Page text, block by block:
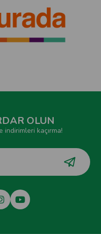
OLUN
indirimleri kaçırma!